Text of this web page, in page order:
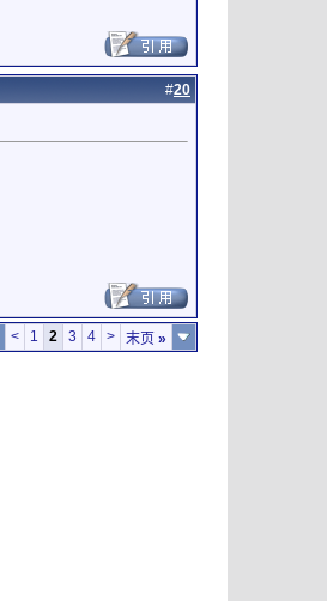
#20
< 1 2 3 4 > 末页 »